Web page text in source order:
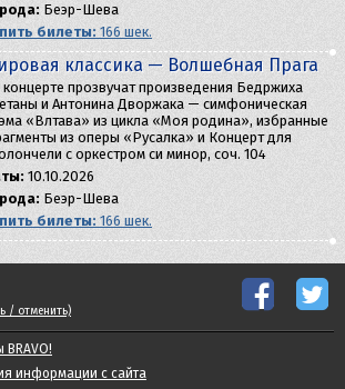
Беэр-Шева
билеты: 166 шек.
классика — Волшебная Прага
концерте прозвучат произведения Бедржиха
и Антонина Дворжака — симфоническая
«Влтава» из цикла «Моя родина», избранные
из оперы «Русалка» и Концерт для
с оркестром си минор, соч. 104
10.10.2026
Беэр-Шева
билеты: 166 шек.
/ отменить)
информации с сайта